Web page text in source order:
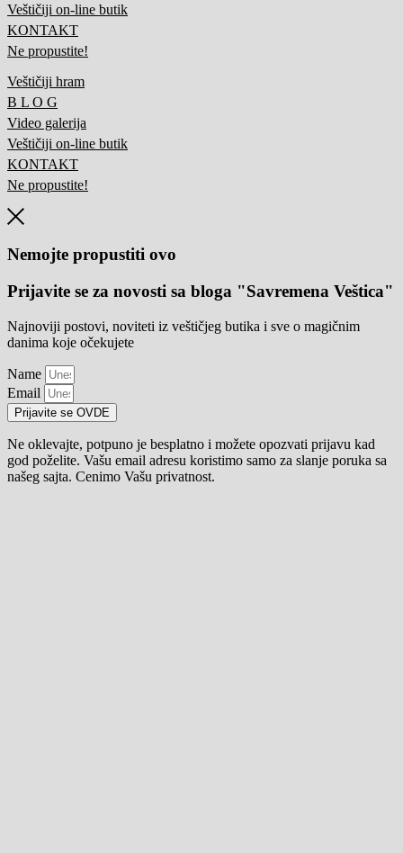
Veštičiji on-line butik
KONTAKT
Ne propustite!
Veštičiji hram
B L O G
Video galerija
Veštičiji on-line butik
KONTAKT
Ne propustite!
Nemojte propustiti ovo
Prijavite se za novosti sa bloga "Savremena Veštica"
Najnoviji postovi, noviteti iz veštičjeg butika i sve o magičnim
danima koje očekujete
Name
Email
Prijavite se OVDE
Ne oklevajte, potpuno je besplatno i možete opozvati prijavu kad
god poželite. Vašu email adresu koristimo samo za slanje poruka sa
našeg sajta. Cenimo Vašu privatnost.